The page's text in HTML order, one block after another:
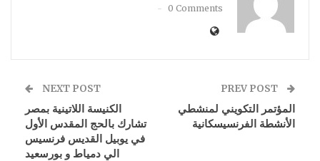
0 Comments
المؤتمر التكويني لمنشطي
الأنشطة الفرنسيسكانية
NEXT POST
الكنيسة اللاتينية بمصر
تشارك بالحج المقدس الأول
في يوبيل القديس فرنسيس
الي دمياط و بورسعيد